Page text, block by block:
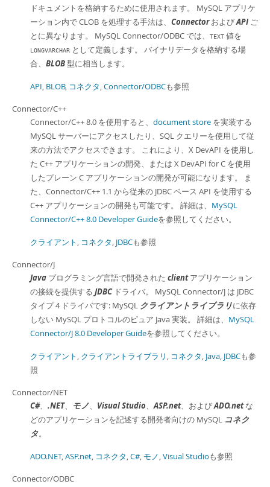
ドキュメントを格納するために使用されます。 MySQL アプリケ
ーション内で CLOB を処理する手法は、 ConnectorおよびAPIご
とに異なります。 MySQL Connector/ODBC では、
TEXT 値を
LONGVARCHAR として定義します。 バイナリデータを格納する場
合、 BLOB型に相当します。
API, BLOB, コネクタ,Connector/ODBCも参照
Connector/C++
Connector/C++ 8.0 を使用すると、 document store を実装する
MySQL サーバーにアクセスしたり、SQL クエリーを使用して従
来の方法でアクセスできます。 これにより、X DevAPI を使用し
た C++ アプリケーションの開発、または X DevAPI for C を使用
したプレーン C アプリケーションの開発が可能になります。 ま
た、Connector/C++ 1.1 から従来の JDBC ベース API を使用する
C++ アプリケーションの開発も可能です。 詳細は、 MySQL
Connector/C++ 8.0 Developer Guideを参照してください。
クライアント , コネクタ, JDBCも参照
Connector/J
Java プログラミング言語で開発された clientアプリケーション
の接続を提供する JDBCドライバ。 MySQL Connector/J は JDBC
タイプ 4 ドライバです: MySQL クライアントライブラリに依存
しない MySQL プロトコルのピュア Java 実装。 詳細は、 MySQL
Connector/J 8.0 Developer Guideを参照してください。
クライアント , クライアントライブラリ , コネクタ, Java, JDBCも参
照
Connector/NET
C#、 .NET、 モノ、 Visual Studio、ASP.net、およびADO.netな
どのアプリケーションを記述する開発者向けの MySQL コネク
タ。
ADO.NET,ASP.net, コネクタ,C#, モノ,Visual Studioも参照
Connector/ODBC